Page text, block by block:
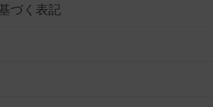
づく表記